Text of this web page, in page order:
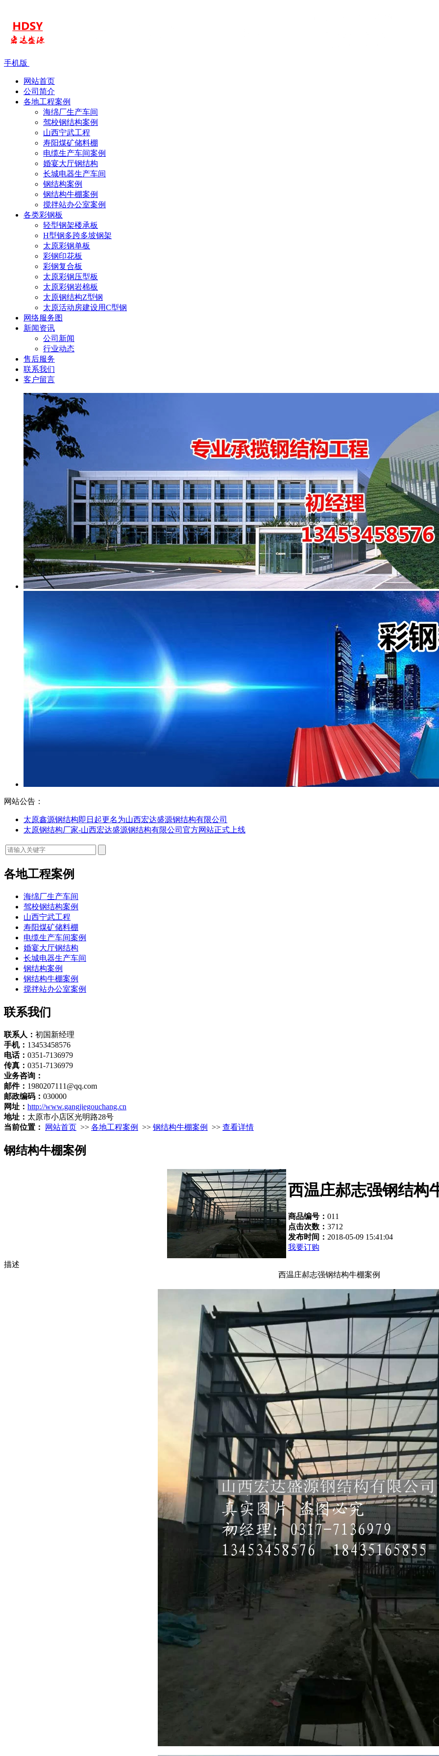
手机版
网站首页
公司简介
各地工程案例
海绵厂生产车间
驾校钢结构案例
山西宁武工程
寿阳煤矿储料棚
电缆生产车间案例
婚宴大厅钢结构
长城电器生产车间
钢结构案例
钢结构牛棚案例
搅拌站办公室案例
各类彩钢板
轻型钢架楼承板
H型钢多跨多坡钢架
太原彩钢单板
彩钢印花板
彩钢复合板
太原彩钢压型板
太原彩钢岩棉板
太原钢结构Z型钢
太原活动房建设用C型钢
网络服务图
新闻资讯
公司新闻
行业动态
售后服务
联系我们
客户留言
网站公告：
太原鑫源钢结构即日起更名为山西宏达盛源钢结构有限公司
太原钢结构厂家-山西宏达盛源钢结构有限公司官方网站正式上线
各地工程案例
海绵厂生产车间
驾校钢结构案例
山西宁武工程
寿阳煤矿储料棚
电缆生产车间案例
婚宴大厅钢结构
长城电器生产车间
钢结构案例
钢结构牛棚案例
搅拌站办公室案例
联系我们
联系人： 初国新经理
手机： 13453458576
电话： 0351-7136979
传真： 0351-7136979
业务咨询：
邮件： 1980207111@qq.com
邮政编码： 030000
网址： http://www.gangjiegouchang.cn
地址： 太原市小店区光明路28号
当前位置：
网站首页 >> 各地工程案例 >> 钢结构牛棚案例 >> 查看详情
钢结构牛棚案例
西温庄郝志强钢结构
商品编号： 011
点击次数： 3712
发布时间： 2018-05-09 15:41:04
我要订购
描述
西温庄郝志强钢结构牛棚案例